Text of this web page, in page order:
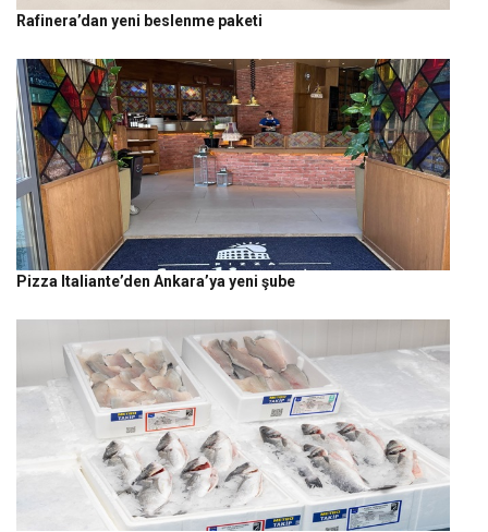
Rafinera’dan yeni beslenme paketi
Pizza Italiante’den Ankara’ya yeni şube